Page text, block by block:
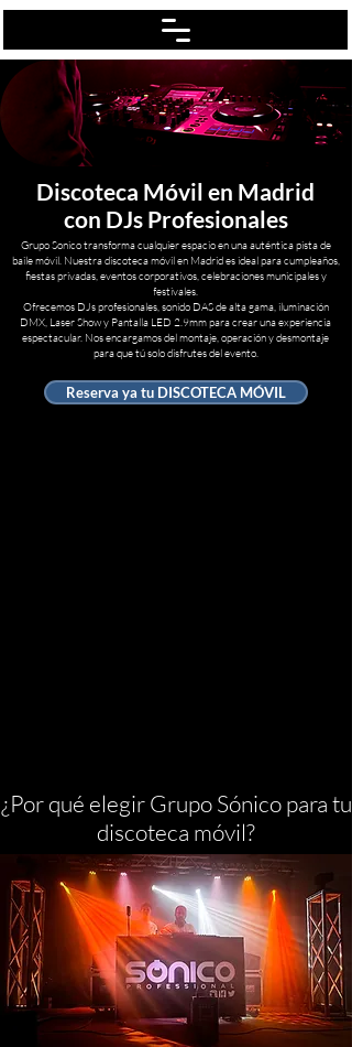
Discoteca Móvil en Madrid
con DJs Profesionales
Grupo Sonico transforma cualquier espacio en una auténtica pista de
baile móvil. Nuestra discoteca móvil en Madrid es ideal para cumpleaños,
fiestas privadas, eventos corporativos, celebraciones municipales y
festivales.
Ofrecemos DJs profesionales, sonido DAS de alta gama, iluminación
DMX, Laser Show y Pantalla LED 2.9mm para crear una experiencia
espectacular. Nos encargamos del montaje, operación y desmontaje
para que tú solo disfrutes del evento.
Reserva ya tu DISCOTECA MÓVIL
¿Por qué elegir Grupo Sónico para tu
discoteca móvil?